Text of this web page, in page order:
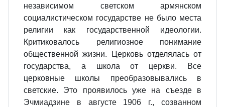
независимом светском армянском
социалистическом государстве не было места
религии как государственной идеологии.
Критиковалось религиозное понимание
общественной жизни. Церковь отделялась от
государства, а школа от церкви. Все
церковные школы преобразовывались в
светские. Это проявилось уже на съезде в
Эчмиадзине в августе 1906 г., созванном